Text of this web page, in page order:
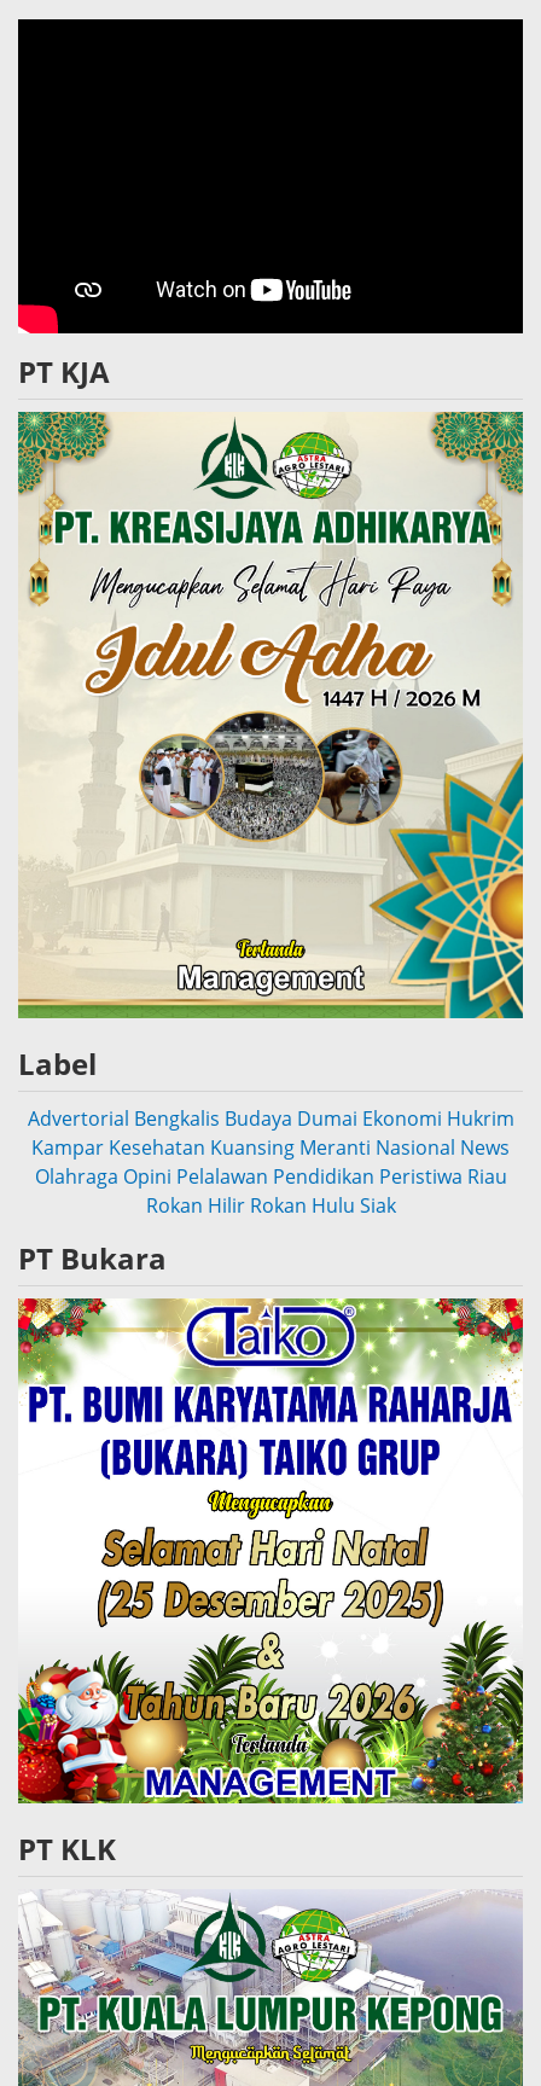
PT KJA
Label
Advertorial Bengkalis Budaya Dumai Ekonomi Hukrim
Kampar Kesehatan Kuansing Meranti Nasional News
Olahraga Opini Pelalawan Pendidikan Peristiwa Riau
Rokan Hilir Rokan Hulu Siak
PT Bukara
PT KLK